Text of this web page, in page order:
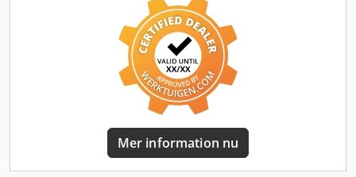
belysning, sidoförskjutning
trehjulig elektrisk stapeltruck, tillverkningsår 2019, med
dubbelmast Data: Cesab B215 Tillverkningsår: 2019 Antal
driftstimmar (h): 1427 Masttyp: Dubbelmast Lyfthöjd (mm):
3305 Fri lyfthöjd (mm): 0 Totalhöjd (mm): 2140
Cjdpfxszrvfqo Aguorf Tillbehör: Sidoförskjutare
Lyftkapacitet (kg): 1500 Gaffellängd (mm): 1200 Egenvikt
(kg): 2970 Extra hydraulik, utrustningssidan: ZH1 Extra
hydraulik, mastsidan: ZH1 Däck, fram: Superelastiskt, icke-
smutsande Däck, bak: Superelastiskt, icke-smutsande
Mer information nu